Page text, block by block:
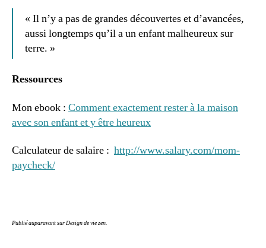
« Il n’y a pas de grandes découvertes et d’avancées,
aussi longtemps qu’il a un enfant malheureux sur
terre. »
Ressources
Mon ebook : Comment exactement rester à la maison
avec son enfant et y être heureux
Calculateur de salaire : http://www.salary.com/mom-
paycheck/
Publié auparavant sur Design de vie zen.
la
s
n
rt
ic
a
p